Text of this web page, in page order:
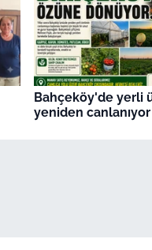
Bahçeköy'de yerli
yeniden canlanıyor